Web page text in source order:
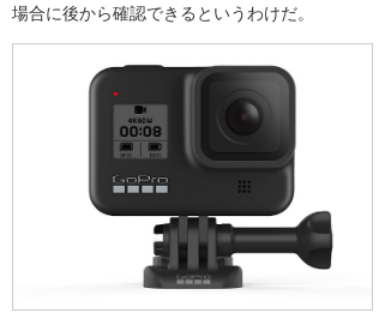
場合に後から確認できるというわけだ。